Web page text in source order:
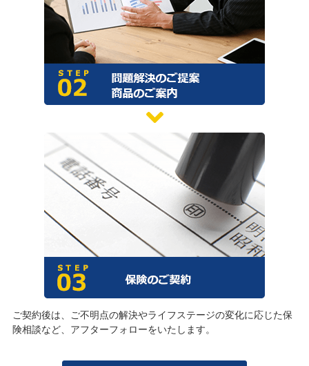
ご契約後は、ご不明点の解決やライフステージの変化に応じた保
険相談など、アフターフォローをいたします。